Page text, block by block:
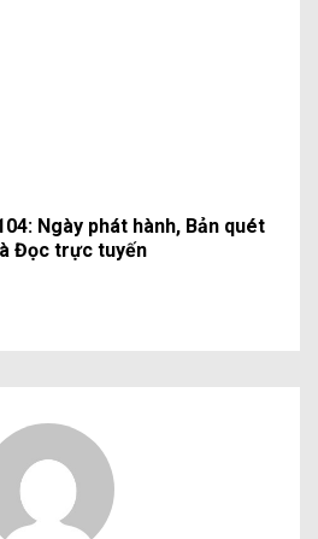
Ngày phát hành, Bản quét
Đọc trực tuyến